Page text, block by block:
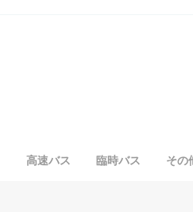
高速バス 臨時バス その